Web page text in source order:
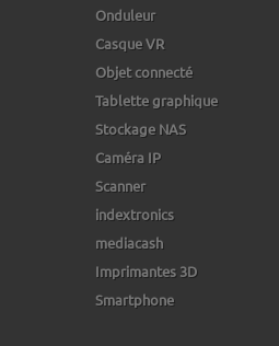
Onduleur
Casque VR
Objet connecté
Tablette graphique
Stockage NAS
Caméra IP
Scanner
indextronics
mediacash
Imprimantes 3D
Smartphone